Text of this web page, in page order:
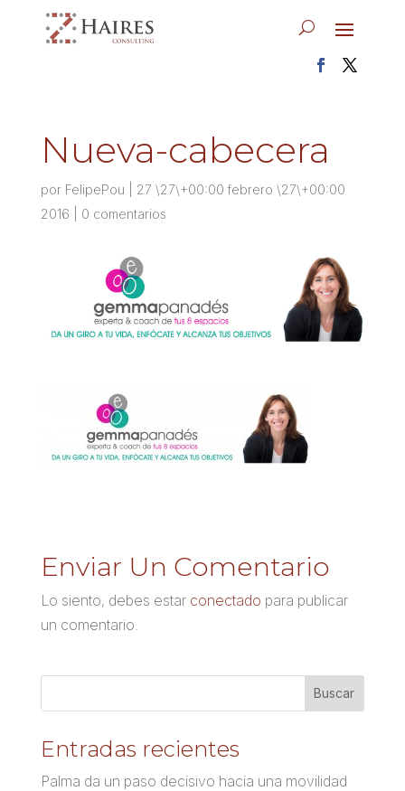
Nueva-cabecera
por FelipePou
27 \27\+00:00 febrero \27\+00:00
2016
0 comentarios
Enviar Un Comentario
Lo siento, debes estar conectado para publicar
un comentario.
Entradas recientes
Palma da un paso decisivo hacia una movilidad